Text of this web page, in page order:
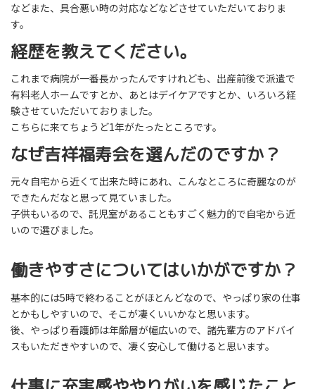
などまた、具合悪い時の対応などなどさせていただいておりま
す。
経歴を教えてください。
これまで病院が一番長かったんですけれども、出産前後で派遣で
有料老人ホームですとか、あとはデイケアですとか、いろいろ経
験させていただいておりました。
こちらに来てちょうど1年がたったところです。
なぜ吉祥福寿会を選んだのですか？
元々自宅から近くて出来た時にあれ、こんなところに奇麗なのが
できたんだなと思って見ていました。
子供もいるので、託児室があることもすごく魅力的で自宅から近
いので選びました。
働きやすさについてはいかがですか？
基本的には5時で終わることがほとんどなので、やっぱり家の仕事
とかもしやすいので、そこが凄くいいかなと思います。
後、やっぱり看護師は年齢層が幅広いので、諸先輩方のアドバイ
スもいただきやすいので、凄く安心して働けると思います。